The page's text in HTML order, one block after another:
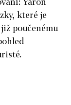
které je
poučenému